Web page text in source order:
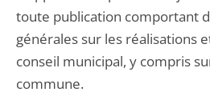
toute publication comportant
générales sur les réalisations
conseil municipal, y compris
commune.